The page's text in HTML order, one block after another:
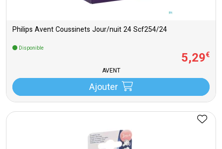
Philips Avent Coussinets Jour/nuit 24 Scf254/24
Disponible
5,29€
AVENT
Ajouter